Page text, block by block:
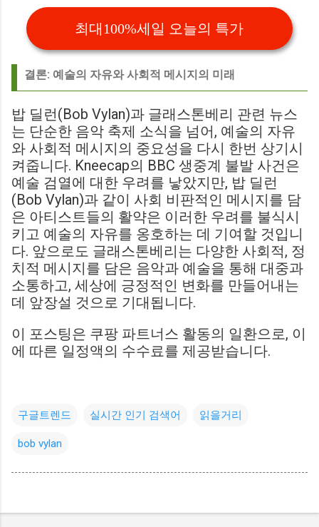
최대100%세일 오늘의 특가
결론: 예술의 자유와 사회적 메시지의 미래
밥 딜런(Bob Vylan)과 글래스톤베리 관련 뉴스
는 단순한 음악 축제 소식을 넘어, 예술의 자유
와 사회적 메시지의 중요성을 다시 한번 상기시
켜줍니다. Kneecap의 BBC 생중계 불발 사건은
예술 검열에 대한 우려를 낳았지만, 밥 딜런
(Bob Vylan)과 같이 사회 비판적인 메시지를 담
은 아티스트들의 활약은 이러한 우려를 불식시
키고 예술의 자유를 옹호하는 데 기여할 것입니
다. 앞으로도 글래스톤베리는 다양한 사회적, 정
치적 메시지를 담은 음악과 예술을 통해 대중과
소통하고, 세상에 긍정적인 변화를 만들어내는
데 앞장설 것으로 기대됩니다.
이 포스팅은 쿠팡 파트너스 활동의 일환으로, 이
에 따른 일정액의 수수료를 제공받습니다.
구글트렌드 실시간 인기 검색어 읽을거리
bob vylan